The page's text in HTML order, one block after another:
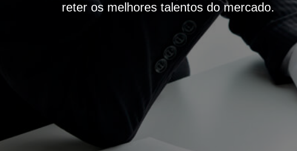
reter os melhores talentos do mercado.